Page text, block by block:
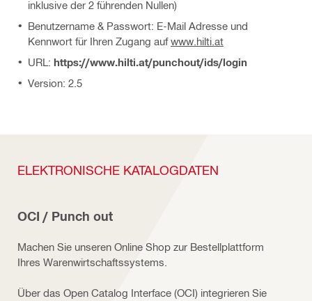
inklusive der 2 führenden Nullen)
Benutzername & Passwort: E-Mail Adresse und
Kennwort für Ihren Zugang aufwww.hilti.at
URL: https://www.hilti.at/punchout/ids/login
Version: 2.5
ELEKTRONISCHE KATALOGDATEN
OCI / Punch out
Machen Sie unseren Online Shop zur Bestellplattform
Ihres Warenwirtschaftssystems.
Über das Open Catalog Interface (OCI) integrieren Sie